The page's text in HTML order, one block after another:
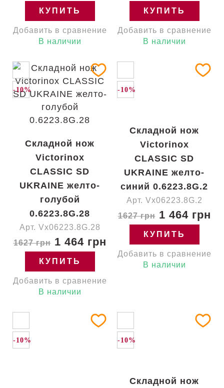
КУПИТЬ
Добавить в сравнение
В наличии
КУПИТЬ
Добавить в сравнение
В наличии
-10%
Складной нож
Victorinox
CLASSIC SD
UKRAINE желто-
голубой
0.6223.8G.28
Арт. Vx06223.8G.28
1627 грн1 464 грн
КУПИТЬ
Добавить в сравнение
В наличии
-10%
Складной нож
Victorinox
CLASSIC SD
UKRAINE желто-
синий 0.6223.8G.2
Арт. Vx06223.8G.2
1627 грн1 464 грн
КУПИТЬ
Добавить в сравнение
В наличии
-10% -10%
Складной нож